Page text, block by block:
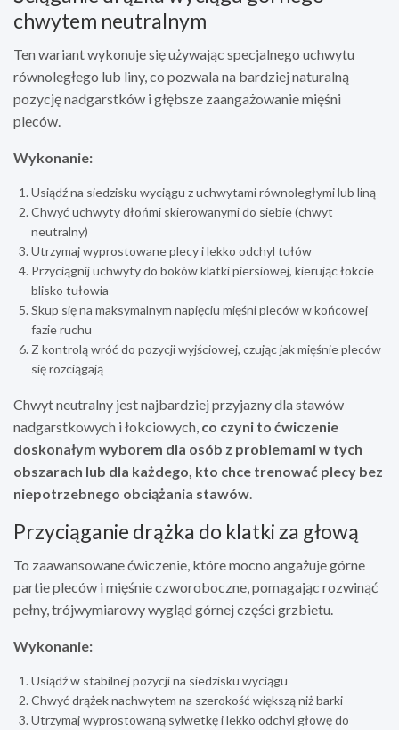
chwytem neutralnym
Ten wariant wykonuje się używając specjalnego uchwytu
równoległego lub liny, co pozwala na bardziej naturalną
pozycję nadgarstków i głębsze zaangażowanie mięśni
pleców.
Wykonanie:
Usiądź na siedzisku wyciągu z uchwytami równoległymi lub liną
Chwyć uchwyty dłońmi skierowanymi do siebie (chwyt
neutralny)
Utrzymaj wyprostowane plecy i lekko odchyl tułów
Przyciągnij uchwyty do boków klatki piersiowej, kierując łokcie
blisko tułowia
Skup się na maksymalnym napięciu mięśni pleców w końcowej
fazie ruchu
Z kontrolą wróć do pozycji wyjściowej, czując jak mięśnie pleców
się rozciągają
Chwyt neutralny jest najbardziej przyjazny dla stawów
nadgarstkowych i łokciowych, co czyni to ćwiczenie
doskonałym wyborem dla osób z problemami w tych
obszarach lub dla każdego, kto chce trenować plecy bez
niepotrzebnego obciążania stawów
Przyciąganie drążka do klatki za głową
To zaawansowane ćwiczenie, które mocno angażuje górne
partie pleców i mięśnie czworoboczne, pomagając rozwinąć
pełny, trójwymiarowy wygląd górnej części grzbietu.
Wykonanie:
Usiądź w stabilnej pozycji na siedzisku wyciągu
Chwyć drążek nachwytem na szerokość większą niż barki
Utrzymaj wyprostowaną sylwetkę i lekko odchyl głowę do